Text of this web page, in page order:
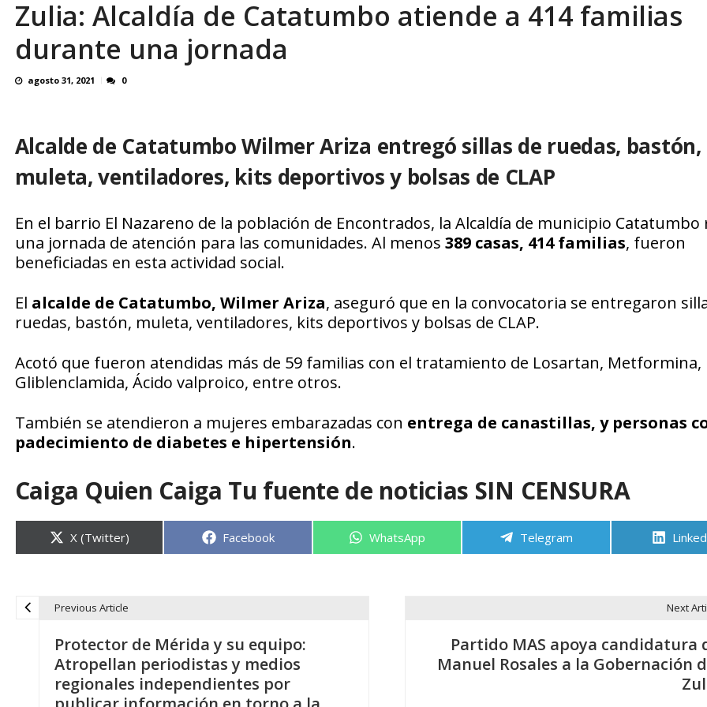
¿QUE PROTEGES TU? Por: Miguel Ángel León R AGOSTO 8, 2026
Zulia: Alcaldía de Catatumbo atiende a 414 familias
durante una jornada
agosto 31, 2021 0
Alcalde de Catatumbo Wilmer Ariza entregó sillas de ruedas, bastón,
muleta, ventiladores, kits deportivos y bolsas de CLAP
En el barrio El Nazareno de la población de Encontrados, la Alcaldía de municipio Catatumbo
una jornada de atención para las comunidades. Al menos 389 casas, 414 familias, fueron
beneficiadas en esta actividad social.
El alcalde de Catatumbo, Wilmer Ariza, aseguró que en la convocatoria se entregaron
ruedas, bastón, muleta, ventiladores, kits deportivos y bolsas de CLAP.
Acotó que fueron atendidas más de 59 familias con el tratamiento de Losartan, Metformina,
Gliblenclamida, Ácido valproico, entre otros.
También se atendieron a mujeres embarazadas con entrega de canastillas, y personas
padecimiento de diabetes e hipertensión.
Caiga Quien Caiga Tu fuente de noticias SIN CENSURA
Compartir
en
X (Twitter) Compartir
Facebook Compartir
WhatsApp Compartir
Telegram
Previous Article
Protector de Mérida y su equipo:
Atropellan periodistas y medios
regionales independientes por
Next
Partido MAS apoya candidatura
Manuel Rosales a la Gobernación